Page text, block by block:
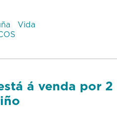
Vida
á venda por 2